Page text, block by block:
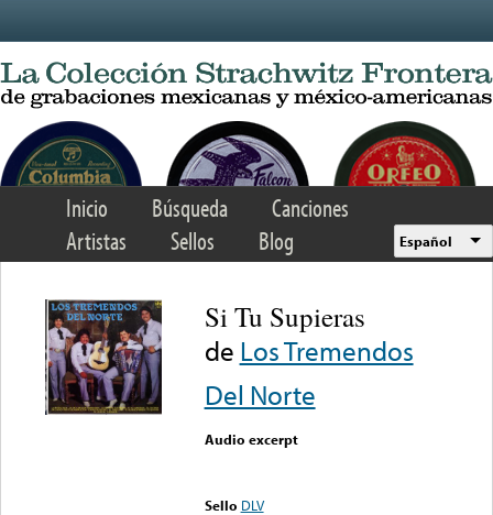
Inicio Búsqueda
Canciones
Artistas
Sellos Blog Español
Si Tu Supieras
de Los Tremendos
Del Norte
Audio excerpt
Sello DLV